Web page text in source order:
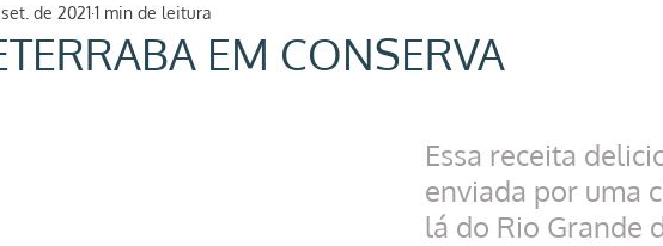
EM CONSERVA
de 20211 min de leitura
Essa receita
enviada por uma
lá do Rio Grande